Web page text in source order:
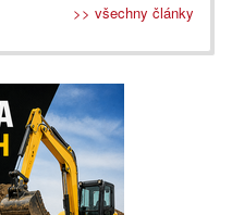
>> všechny články